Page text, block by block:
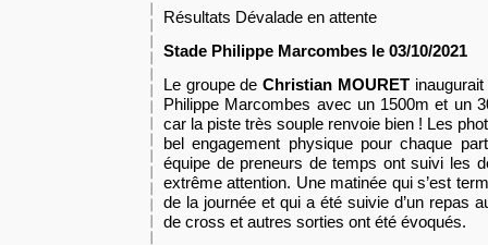
Résultats Dévalade en attente
Stade Philippe Marcombes le 03/10/2021
Le groupe deChristian MOURET
Philippe Marcombes avec un 1500m et un
car la piste très souple renvoie bien ! Les
bel engagement physique pour chaque
équipe de preneurs de temps ont suivi les
extrême attention. Une matinée qui s’est
de la journée et qui a été suivie d’un repas
de cross et autres sorties ont été évoqués.